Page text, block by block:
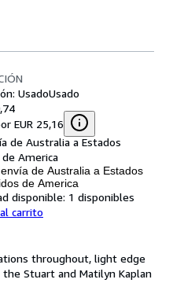
UsadoUsado
EUR 25,16
de Australia a Estados
America
de Australia a Estados
de America
disponible: 1 disponibles
carrito
throughout, light edge
Stuart and Matilyn Kaplan